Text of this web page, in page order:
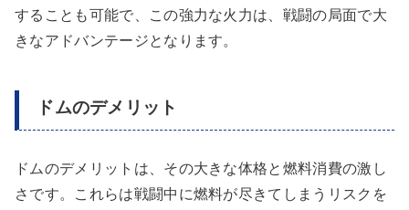
することも可能で、この強力な火力は、戦闘の局面で大
きなアドバンテージとなります。
ドムのデメリット
ドムのデメリットは、その大きな体格と燃料消費の激し
さです。これらは戦闘中に燃料が尽きてしまうリスクを